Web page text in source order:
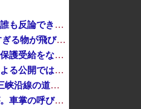
【正論】ホリエモン、移民受け入れ反対派にブチギレ→スタジオ誰も反論できず沈黙
「エアコンから変な音がする。なんだろ…え？」ﾊﾟｼｬｯ → ヤバすぎる物が飛び出てくる・・・
日経社説、入管庁の永住許可厳格化を猛批判「永住外国人の生活保護受給をなくす目的、外国人の意欲をそがないか懸念」「外国人を一時的な労働力ではなく、...
沖縄県の玉城デニー知事、公開に疑問を呈したのは「報道機関による公開ではなく、公開タイミングなどに対するものだった」とよくわからない説明
中国「大洪水！」三峡ダム「9門開放！（全力放流」中国都市「三峡沿線の道路水没」中国政府「高速道路封鎖！」中国ダム「緊急放流に合わせて開門（土砂崩...
新幹線の指定席…早めに予約した通路側の席に、見知らぬ母子が。車掌の呼びかけにも「目を閉じて無視」して居座られました。無理やり奪われた席は、結局“...